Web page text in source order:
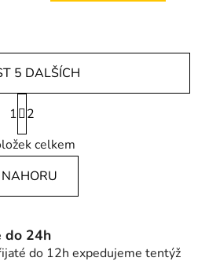
O
v
l
á
d
c
í
5 DALŠÍCH
S
t
r
á
n
k
n
í
1
2
celkem
NAHORU
do 24h
do 12h expedujeme tentýž